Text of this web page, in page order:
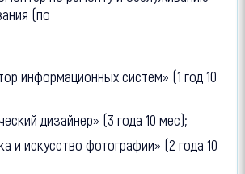
(по
информационных систем» (1 год 10
дизайнер» (3 года 10 мес);
и искусство фотографии» (2 года 10